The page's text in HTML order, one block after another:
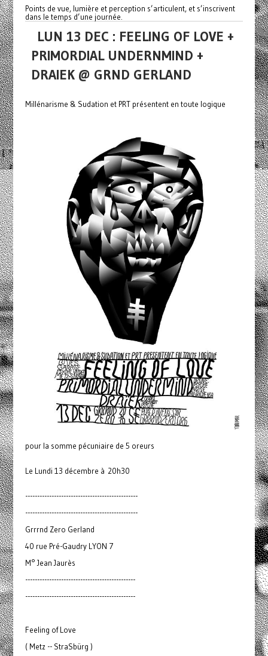
Points de vue, lumière et perception s’articulent, et s’inscrivent
dans le temps d’une journée.
LUN 13 DEC : FEELING OF LOVE +
PRIMORDIAL UNDERNMIND +
DRAIEK @ GRND GERLAND
Millénarisme & Sudation et PRT présentent en toute logique
pour la somme pécuniaire de 5 oreurs
Le Lundi 13 décembre à 20h30
-----------------------------------------------
-----------------------------------------------
Grrrnd Zero Gerland
40 rue Pré-Gaudry LYON 7
M° Jean Jaurès
----------------------------------------------
----------------------------------------------
Feeling of Love
( Metz -- StraSbürg )